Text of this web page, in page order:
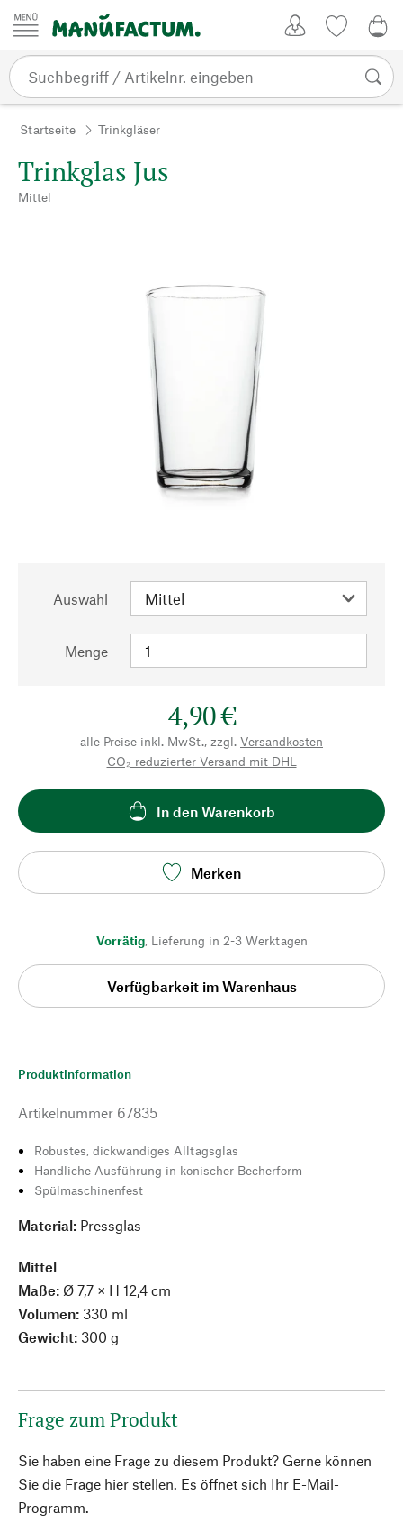
Zum Inhalt springen
Startseite Trinkgläser
Trinkglas Jus
Mittel
Auswahl
Menge
4,90 €
alle Preise inkl. MwSt., zzgl. Versandkosten
CO₂-reduzierter Versand mit DHL
In den Warenkorb
Merken
Vorrätig, Lieferung in 2-3 Werktagen
Verfügbarkeit im Warenhaus
Produktinformation
Artikelnummer 67835
Robustes, dickwandiges Alltagsglas
Handliche Ausführung in konischer Becherform
Spülmaschinenfest
Material: Pressglas
Mittel
Maße: Ø 7,7 × H 12,4 cm
Volumen: 330 ml
Gewicht: 300 g
Frage zum Produkt
Sie haben eine Frage zu diesem Produkt? Gerne können
Sie die Frage hier stellen. Es öffnet sich Ihr E-Mail-
Programm.